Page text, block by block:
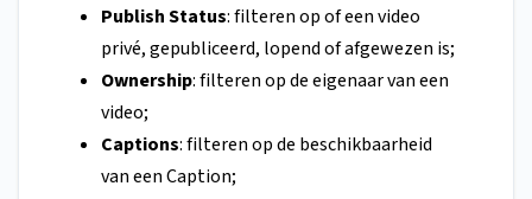
Publish Status: filteren op of een video
privé, gepubliceerd, lopend of afgewezen is;
Ownership: filteren op de eigenaar van een
video;
Captions: filteren op de beschikbaarheid
van een Caption;